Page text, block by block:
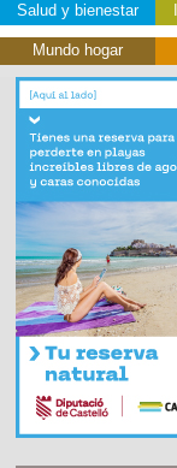
Salud y bienestar
Mundo hogar